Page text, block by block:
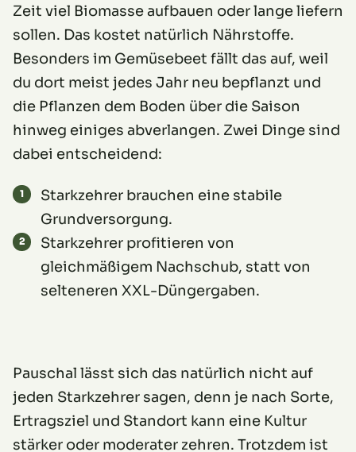
Zeit viel Biomasse aufbauen oder lange liefern
sollen. Das kostet natürlich Nährstoffe.
Besonders im Gemüsebeet fällt das auf, weil
du dort meist jedes Jahr neu bepflanzt und
die Pflanzen dem Boden über die Saison
hinweg einiges abverlangen. Zwei Dinge sind
dabei entscheidend:
Starkzehrer brauchen eine stabile
Grundversorgung.
Starkzehrer profitieren von
gleichmäßigem Nachschub, statt von
selteneren XXL-Düngergaben.
Pauschal lässt sich das natürlich nicht auf
jeden Starkzehrer sagen, denn je nach Sorte,
Ertragsziel und Standort kann eine Kultur
stärker oder moderater zehren. Trotzdem ist